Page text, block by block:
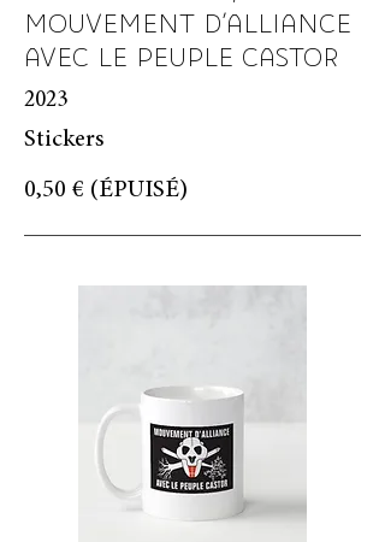
MOUVEMENT D'ALLIANCE
AVEC LE PEUPLE CASTOR
2023
Stickers
0,50 € (ÉPUISÉ)